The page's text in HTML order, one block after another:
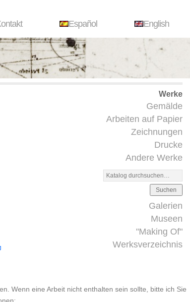
Español English
Werke
Gemälde
Arbeiten auf Papier
Zeichnungen
Drucke
Andere Werke
Suchen
Galerien
Museen
"Making Of"
Werksverzeichnis
Wenn eine Arbeit nicht enthalten sein sollte, bitte ich Sie